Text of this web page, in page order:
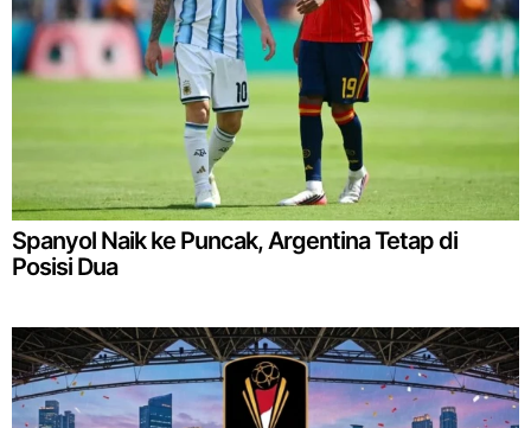
Spanyol Naik ke Puncak, Argentina Tetap di
Posisi Dua